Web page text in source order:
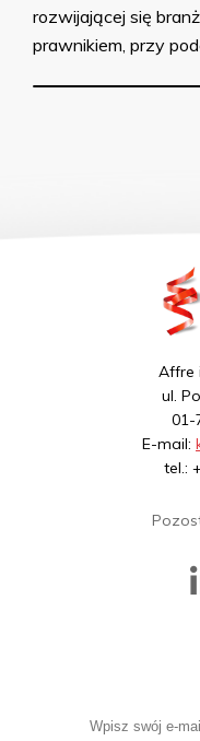
rozwijającej się
prawnikiem, przy
Affre
ul.
01-
E-mail:
tel.: